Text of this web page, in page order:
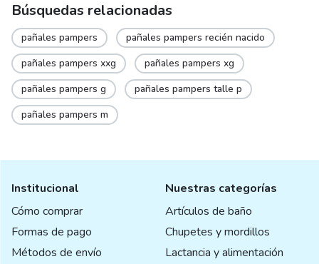
Búsquedas relacionadas
pañales pampers
pañales pampers recién nacido
pañales pampers xxg
pañales pampers xg
pañales pampers g
pañales pampers talle p
pañales pampers m
Institucional
Cómo comprar
Formas de pago
Métodos de envío
Nuestras categorías
Artículos de baño
Chupetes y mordillos
Lactancia y alimentación